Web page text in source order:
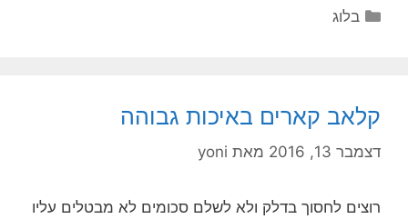
בלוג
קלאב קארים באיכות גבוהה
דצמבר 13, 2016 מאתyoni
רוצים לחסוך בדלק ולא לשלם סכומים לא מבטלים עליו